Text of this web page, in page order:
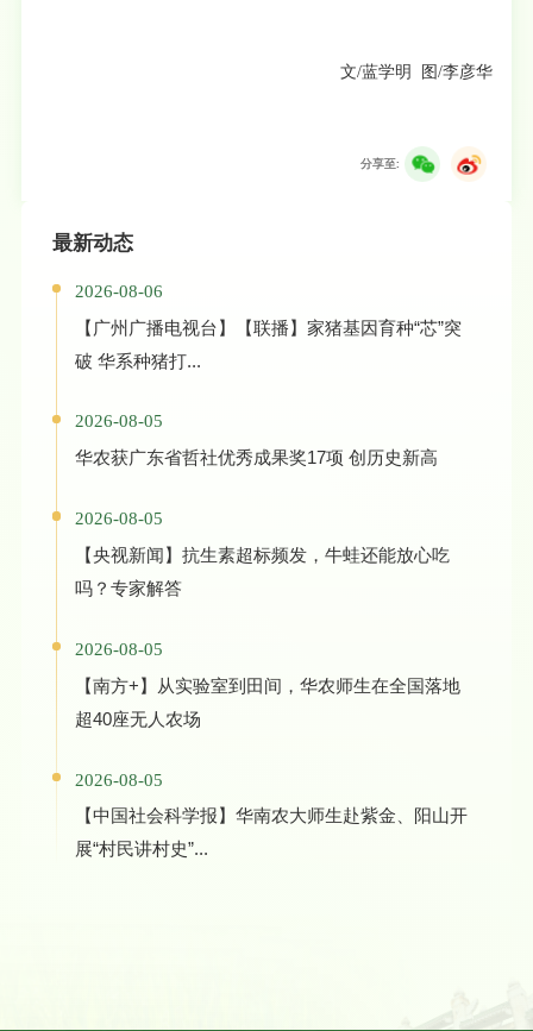
文/蓝学明 图/李彦华
分享至:
最新动态
2026-08-06
【广州广播电视台】【联播】家猪基因育种“芯”突
破 华系种猪打...
2026-08-05
华农获广东省哲社优秀成果奖17项 创历史新高
2026-08-05
【央视新闻】抗生素超标频发，牛蛙还能放心吃
吗？专家解答
2026-08-05
【南方+】从实验室到田间，华农师生在全国落地
超40座无人农场
2026-08-05
【中国社会科学报】华南农大师生赴紫金、阳山开
展“村民讲村史”...